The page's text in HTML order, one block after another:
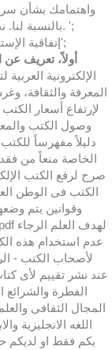
واهتمامك بشأن
بالنسبة
أولاً، تعريف عن
الإلكترونية
المعرفة والثقافة،
لإرتفاع أسعار
وصول الكتب
دليلاً مفهرساً
الخاصة منعاً من
صرح لرفع الكتب
الكتب فى الوطن
وقوانين يتم
عدم استخدام هذه
لأصحاب الكتب -
عند نشر تقييم لأى
الفطرة
المجال الثقافى
اللغه الانجليزية
بكم فقط او لديكم